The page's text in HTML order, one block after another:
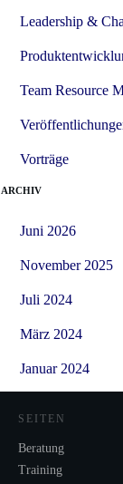
Leadership &
Team Resource
Vorträge
ARCHIV
Juni 2026
November 2025
Juli 2024
März 2024
Januar 2024
SEITEN
Beratung
Training